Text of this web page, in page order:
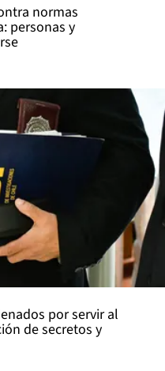
normas
personas y
por servir al
de secretos y